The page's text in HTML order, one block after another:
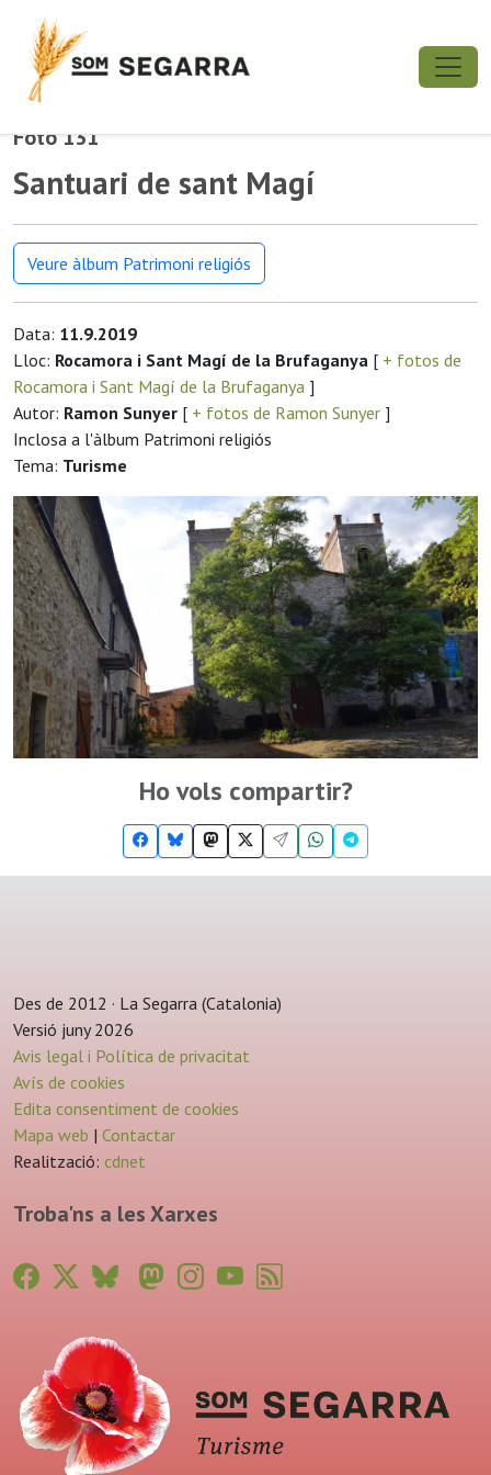
Foto 131
Santuari de sant Magí
Veure àlbum Patrimoni religiós
Data: 11.9.2019
Lloc: Rocamora i Sant Magí de la Brufaganya [ + fotos de
Rocamora i Sant Magí de la Brufaganya ]
Autor: Ramon Sunyer [ + fotos de Ramon Sunyer ]
Inclosa a l'àlbum Patrimoni religiós
Tema: Turisme
Ho vols compartir?
Des de 2012 · La Segarra (Catalonia)
Versió juny 2026
Avis legal i Política de privacitat
Avís de cookies
Edita consentiment de cookies
Mapa web | Contactar
Realització: cdnet
Troba'ns a les Xarxes